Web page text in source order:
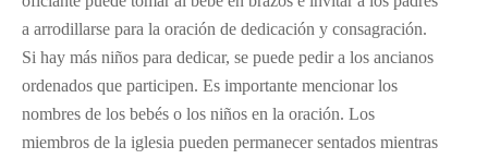
a arrodillarse para la oración de dedicación y consagración.
Si hay más niños para dedicar, se puede pedir a los ancianos
ordenados que participen. Es importante mencionar los
nombres de los bebés o los niños en la oración. Los
miembros de la iglesia pueden permanecer sentados mientras